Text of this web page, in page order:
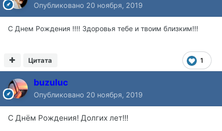
Опубликовано 20 ноября, 2019
С Днем Рождения !!!! Здоровья тебе и твоим близким!!!
1
Цитата
buzuluc
Опубликовано 20 ноября, 2019
С Днём Рождения! Долгих лет!!!